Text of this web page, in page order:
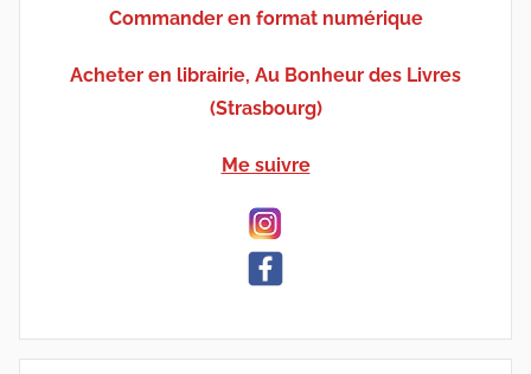
Commander en format numérique
Acheter en librairie, Au Bonheur des Livres
(Strasbourg)
Me suivre